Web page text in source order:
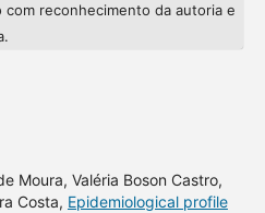
reconhecimento da autoria e
Moura, Valéria Boson Castro,
Costa, Epidemiological profile